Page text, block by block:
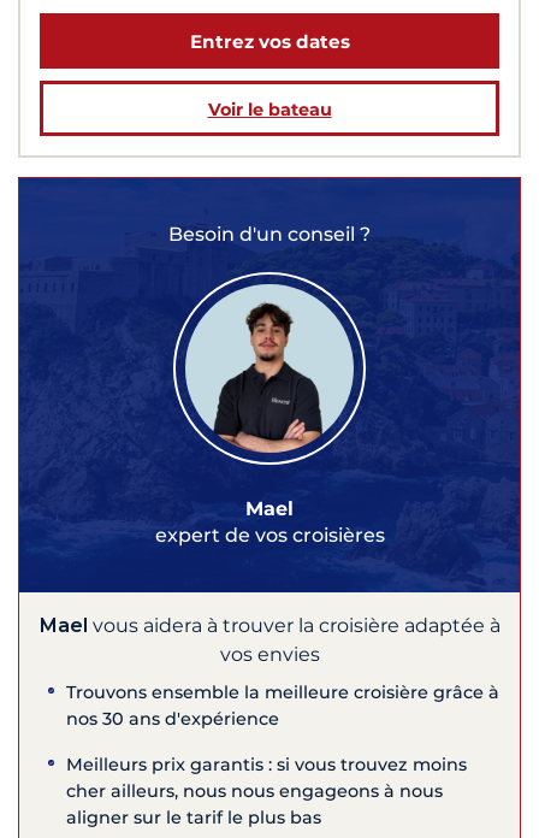
Entrez vos dates
Voir le bateau
Besoin d'un conseil ?
Mael
expert de vos croisières
Mael vous aidera à trouver la croisière adaptée à
vos envies
Trouvons ensemble la meilleure croisière grâce à
nos 30 ans d'expérience
Meilleurs prix garantis : si vous trouvez moins
cher ailleurs, nous nous engageons à nous
aligner sur le tarif le plus bas